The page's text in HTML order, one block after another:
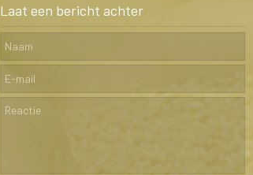
Laat een bericht achter